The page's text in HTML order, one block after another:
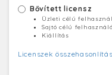
Bővített licensz
Üzleti célú
Sajtó célú
Kiállítás
Licenszek